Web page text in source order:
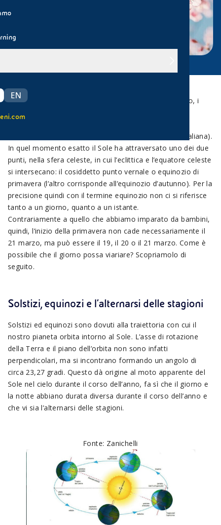
EN
eni.com
Nonostante le temperature degli ultimi giorni d’inverno, i
primi germogli e boccioli sugli alberi ne avevano già
ufficialmente iniziata il 20 marzo alle ore 16.33 (ora italiana).
In quel momento esatto il Sole ha attraversato uno dei due
punti, nella sfera celeste, in cui l’eclittica e l’equatore celeste
si intersecano: il cosiddetto punto vernale o equinozio di
primavera (l’altro corrisponde all’equinozio d’autunno). Per la
precisione quindi con il termine equinozio non ci si riferisce
tanto a un giorno, quanto a un istante.
Contrariamente a quello che abbiamo imparato da bambini,
quindi, l’inizio della primavera non cade necessariamente il
21 marzo, ma può essere il 19, il 20 o il 21 marzo. Come è
possibile che il giorno possa viariare? Scopriamolo di
seguito.
Solstizi, equinozi e l’alternarsi delle stagioni
Solstizi ed equinozi sono dovuti alla traiettoria con cui il
nostro pianeta orbita intorno al Sole. L’asse di rotazione
della Terra e il piano dell’orbita non sono infatti
perpendicolari, ma si incontrano formando un angolo di
circa 23,27 gradi. Questo dà origine al moto apparente del
Sole nel cielo durante il corso dell’anno, fa sì che il giorno e
la notte abbiano durata diversa durante il corso dell’anno e
che vi sia l’alternarsi delle stagioni.
Fonte: Zanichelli